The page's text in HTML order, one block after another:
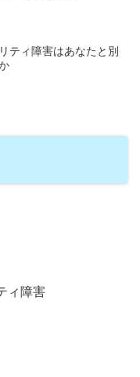
ティ障害はあなたと別
ィ障害